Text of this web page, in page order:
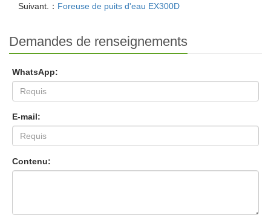
Suivant.： Foreuse de puits d'eau EX300D
Demandes de renseignements
WhatsApp:
E-mail:
Contenu: